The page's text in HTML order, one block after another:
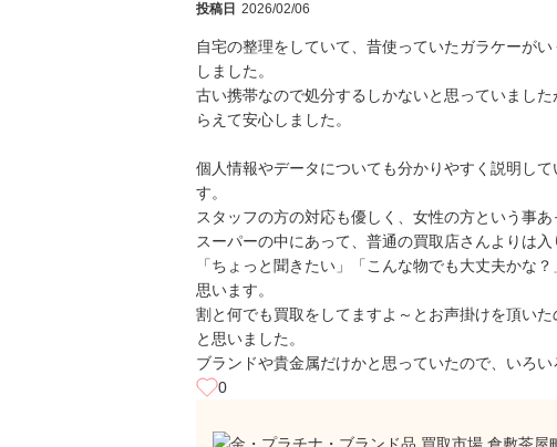
投稿日 2026/02/06
自宅の整理をしていて、昔使っていたガラケーが
しました。
古い携帯なので処分するしかないと思っていまし
らえて安心しました。
個人情報やデータについても分かりやすく説明し
す。
スタッフの方の対応も優しく、女性の方という事あ
スーパーの中にあって、普通の買取店さんよりは入
「ちょっと聞きたい」「こんな物でも大丈夫かな
思います。
割と何でも買取をしてますよ～とお声掛けを頂い
と思いました。
ブランドや貴金属だけかと思っていたので、いろい
0